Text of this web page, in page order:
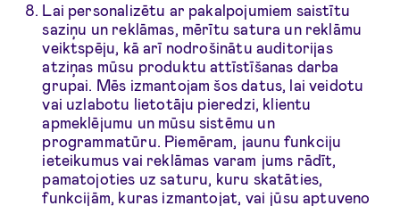
Lai personalizētu ar pakalpojumiem saistītu
saziņu un reklāmas, mērītu satura un reklāmu
veiktspēju, kā arī nodrošinātu auditorijas
atziņas mūsu produktu attīstīšanas darba
grupai. Mēs izmantojam šos datus, lai veidotu
vai uzlabotu lietotāju pieredzi, klientu
apmeklējumu un mūsu sistēmu un
programmatūru. Piemēram, jaunu funkciju
ieteikumus vai reklāmas varam jums rādīt,
pamatojoties uz saturu, kuru skatāties,
funkcijām, kuras izmantojat, vai jūsu aptuveno